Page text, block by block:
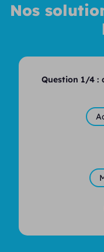
Nos
Question 1/4 :